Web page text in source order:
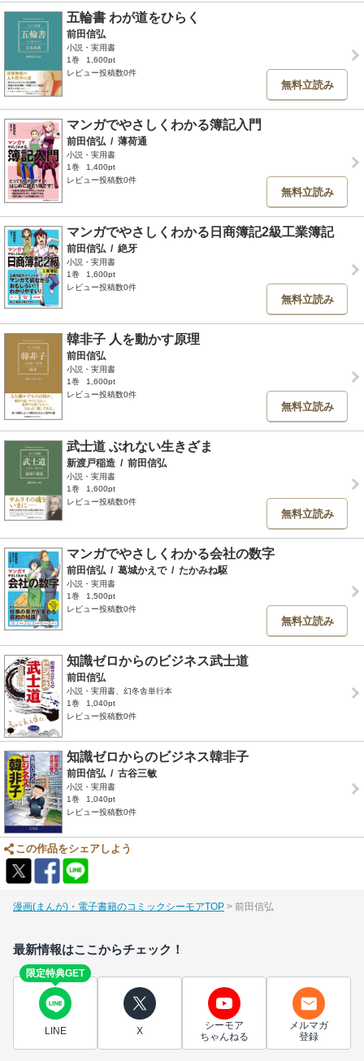
五輪書 わが道をひらく
前田信弘
小説・実用書
1巻
1,600pt
レビュー投稿数0件
無料立読み
マンガでやさしくわかる簿記入門
前田信弘 / 薄荷通
小説・実用書
1巻
1,400pt
レビュー投稿数0件
無料立読み
マンガでやさしくわかる日商簿記2級工業簿記
前田信弘 / 絶牙
小説・実用書
1巻
1,600pt
レビュー投稿数0件
無料立読み
韓非子 人を動かす原理
前田信弘
小説・実用書
1巻
1,600pt
レビュー投稿数0件
無料立読み
武士道 ぶれない生きざま
新渡戸稲造 / 前田信弘
小説・実用書
1巻
1,600pt
レビュー投稿数0件
無料立読み
マンガでやさしくわかる会社の数字
前田信弘 / 葛城かえで / たかみね駆
小説・実用書
1巻
1,500pt
レビュー投稿数0件
無料立読み
知識ゼロからのビジネス武士道
前田信弘
小説・実用書、幻冬舎単行本
1巻
1,040pt
レビュー投稿数0件
知識ゼロからのビジネス韓非子
前田信弘 / 古谷三敏
小説・実用書
1巻
1,040pt
レビュー投稿数0件
この作品をシェアしよう
漫画(まんが)・電子書籍のコミックシーモアTOP 前田信弘
最新情報はここからチェック！
限定特典GET
LINE X
シーモア
ちゃんねる
メルマガ
登録